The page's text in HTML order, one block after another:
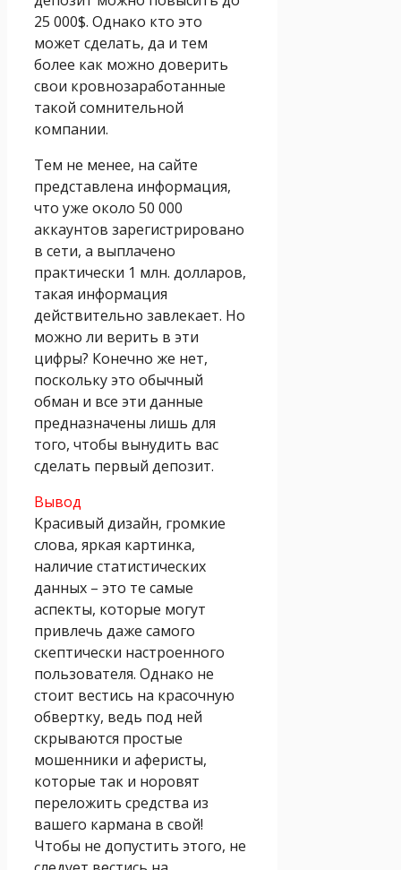
25 000$. Однако кто это
может сделать, да и тем
более как можно доверить
свои кровнозаработанные
такой сомнительной
компании.
Тем не менее, на сайте
представлена информация,
что уже около 50 000
аккаунтов зарегистрировано
в сети, а выплачено
практически 1 млн. долларов,
такая информация
действительно завлекает. Но
можно ли верить в эти
цифры? Конечно же нет,
поскольку это обычный
обман и все эти данные
предназначены лишь для
того, чтобы вынудить вас
сделать первый депозит.
Вывод
Красивый дизайн, громкие
слова, яркая картинка,
наличие статистических
данных – это те самые
аспекты, которые могут
привлечь даже самого
скептически настроенного
пользователя. Однако не
стоит вестись на красочную
обвертку, ведь под ней
скрываются простые
мошенники и аферисты,
которые так и норовят
переложить средства из
вашего кармана в свой!
Чтобы не допустить этого, не